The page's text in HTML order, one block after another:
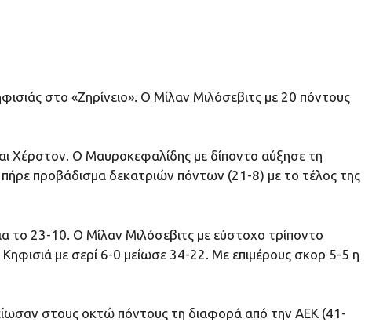
στο «Ζηρίνειο». Ο Μίλαν Μιλόσεβιτς με 20 πόντους
Χέρστον. Ο Μαυροκεφαλίδης με δίποντο αύξησε τη
προβάδισμα δεκατριών πόντων (21-8) με το τέλος της
το 23-10. Ο Μίλαν Μιλόσεβιτς με εύστοχο τρίποντο
με σερί 6-0 μείωσε 34-22. Με επιμέρους σκορ 5-5 η
στους οκτώ πόντους τη διαφορά από την ΑΕΚ (41-